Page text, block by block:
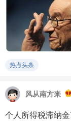
热点头条
风从南方来
个人所得税滞纳